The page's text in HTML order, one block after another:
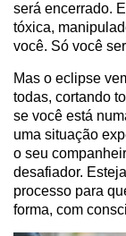
será encerrado.
tóxica,
você. Só você
Mas o eclipse
todas, cortando
se você está
uma situação
o seu
desafiador.
processo para
forma, com